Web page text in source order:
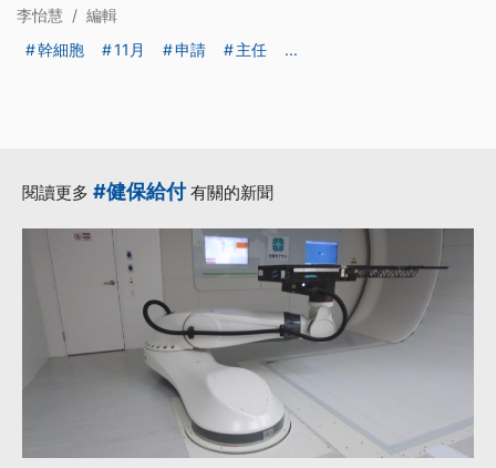
李怡慧 / 編輯
幹細胞
11月 申請 主任 ...
閱讀更多 #健保給付有關的新聞